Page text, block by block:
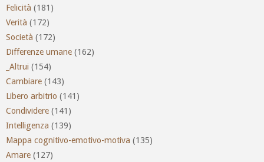
Felicità (181)
Verità (172)
Società (172)
Differenze umane (162)
_Altrui (154)
Cambiare (143)
Libero arbitrio (141)
Condividere (141)
Intelligenza (139)
Mappa cognitivo-emotivo-motiva (135)
Amare (127)